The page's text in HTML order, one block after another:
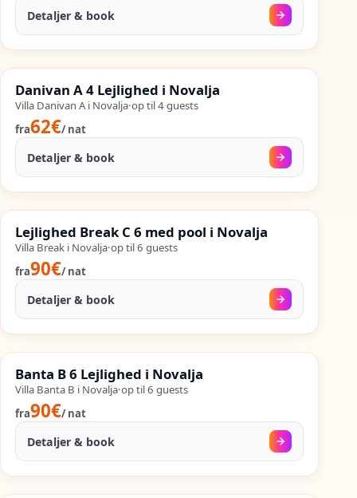
Detaljer & book
SALES
OP TIL−52%
02. sep.–25. sep.
Danivan A 4 Lejlighed i Novalja
Villa Danivan A i Novalja·op til4guests
fra62€/nat
Detaljer & book
SALES
OP TIL−53%
30. aug.–25. sep.
Lejlighed Break C 6 med pool i Novalja
Villa Break i Novalja·op til6 guests
fra90€/nat
Detaljer & book
SALES
OP TIL−64 %
24. aug.–25. sep.
Banta B 6 Lejlighed i Novalja
Villa Banta B i Novalja·op til6 guests
fra90€/nat
Detaljer & book
24. aug.–25. sep.